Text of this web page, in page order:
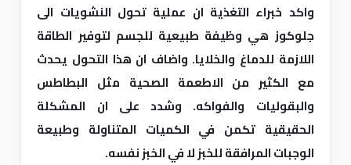
واكد خبراء التغذية ان عملية تحول النشويات الى
جلوكوز هي وظيفة طبيعية للجسم لتوفير الطاقة
اللازمة للدماغ والخلايا. واضاف ان هذا التحول يحدث
مع الكثير من الاطعمة الصحية مثل البطاطس
والبقوليات والفواكه. وشدد على ان المشكلة
الحقيقية تكمن في الكميات المتناولة وطبيعة
الوجبات المرافقة للخبز لا في الخبز نفسه.